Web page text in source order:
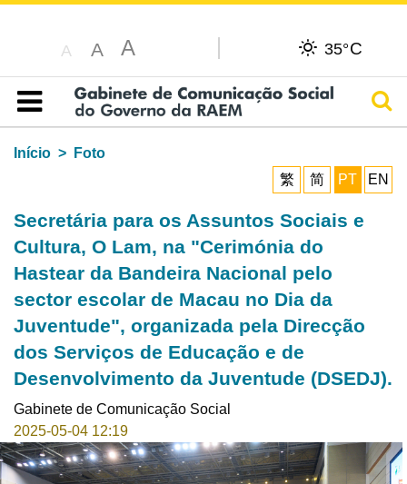
A A A 35°C
Índice
Início
Foto
繁
简 PT EN
Secretária para os Assuntos Sociais e
Cultura, O Lam, na "Cerimónia do
Hastear da Bandeira Nacional pelo
sector escolar de Macau no Dia da
Juventude", organizada pela Direcção
dos Serviços de Educação e de
Desenvolvimento da Juventude (DSEDJ).
Gabinete de Comunicação Social
2025-05-04 12:19